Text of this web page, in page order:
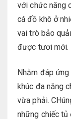
với chức năng
cá đồ khô ở
vai trò bảo
được tươi mới.
Nhằm đáp
khúc đa năng
vừa phải.
những chiếc